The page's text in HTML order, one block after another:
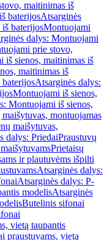
maitinimas iš
baterijosAtsarginės
baterijosMontuojami
dalys: Montuojami
prie stovo,
iš sienos, maitinimas iš
maitinimas iš
Atsarginės dalys:
Montuojami iš sienos,
Montuojami iš sienos,
montuojamas
maišytuvas,
dalys: PriedaiPraustuvų
Prietaisų
ir plautuvėms išpilti
Atsarginės dalys:
Atsarginės dalys: P-
modelisAtsarginės
Butelinis sifonai
vietą taupantis
praustuvams, vietą